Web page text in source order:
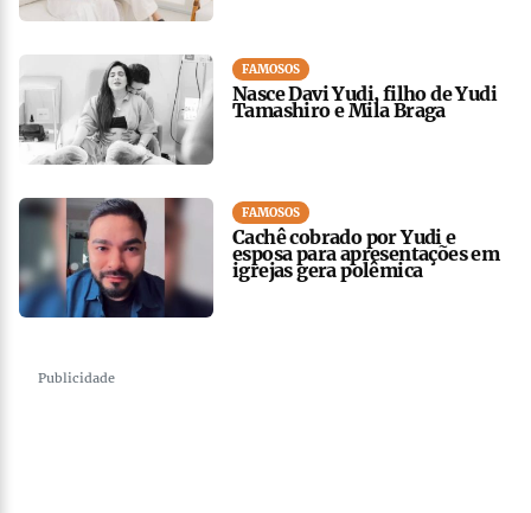
FAMOSOS
Nasce Davi Yudi, filho de Yudi
Tamashiro e Mila Braga
FAMOSOS
Cachê cobrado por Yudi e
esposa para apresentações em
igrejas gera polêmica
Publicidade